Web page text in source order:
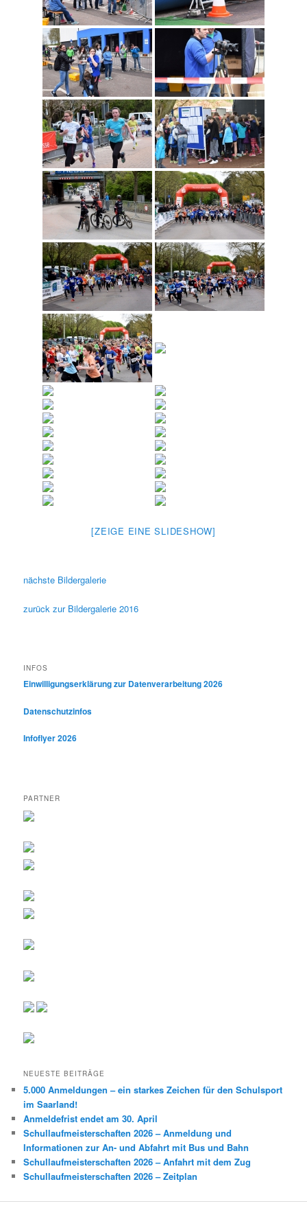
[ZEIGE EINE SLIDESHOW]
nächste Bildergalerie
zurück zur Bildergalerie 2016
INFOS
Einwilligungserklärung zur Datenverarbeitung 2026
Datenschutzinfos
Infoflyer 2026
PARTNER
NEUESTE BEITRÄGE
5.000 Anmeldungen – ein starkes Zeichen für den Schulsport
im Saarland!
Anmeldefrist endet am 30. April
Schullaufmeisterschaften 2026 – Anmeldung und
Informationen zur An- und Abfahrt mit Bus und Bahn
Schullaufmeisterschaften 2026 – Anfahrt mit dem Zug
Schullaufmeisterschaften 2026 – Zeitplan